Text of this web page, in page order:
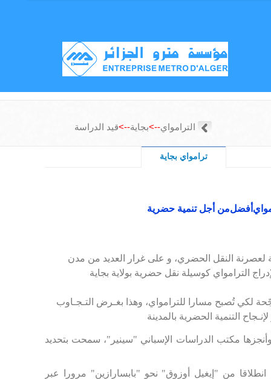
الترامواي-->بجاية-->قيد الدراسة
ترامواي بجاية
من أجل تنمية حضريةأفضل
النقل الحضري، و على غرار العديد من مدن
الترامواي كوسيلة نقل حضرية بولاية بجاية
لكي تُصبح مسارا للترامواي، وهذا بغـرض التـجـاوب
التنمية الحضرية بالمدينة
مكتب الدراسات الإسباني "سينير"، سمحت بتحديد
من "إيغيل أوزوق" نحو "بابسارازين" مرورا عبر